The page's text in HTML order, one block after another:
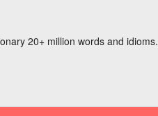
20+ million words and idioms.